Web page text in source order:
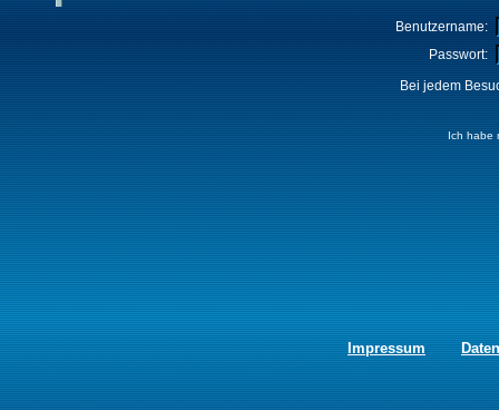
Benutzername:
Passwort:
Bei jedem
Ich habe
Impressum